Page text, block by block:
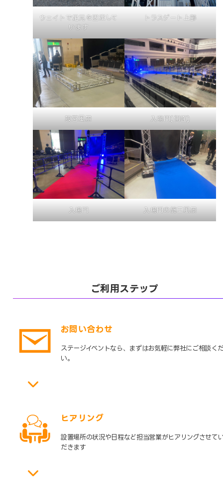
ウェイトで足元を固定して
います
トラスゲート上部
設営風景 入場門(側面)
入場門 入場門の施工風景
ご利用ステップ
お問い合わせ
ステージイベントなら、まずはお気軽に弊社にご相談く
い。
ヒアリング
設置場所の状況や日程など担当営業がヒアリングさせて
だきます